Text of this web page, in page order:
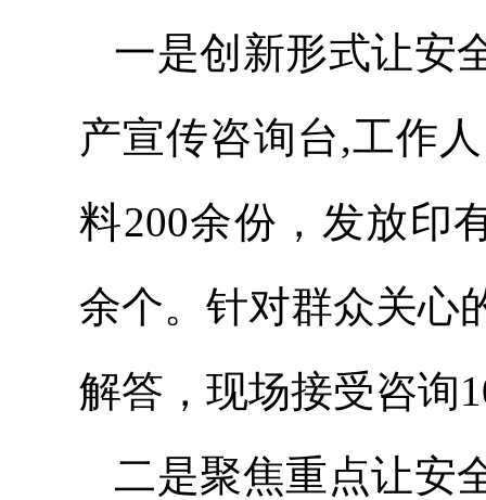
一是创新形式让安
产宣传咨询台,工作
料200余份，发放印
余个。针对群众关心
解答，现场接受咨询
二是聚焦重点让安